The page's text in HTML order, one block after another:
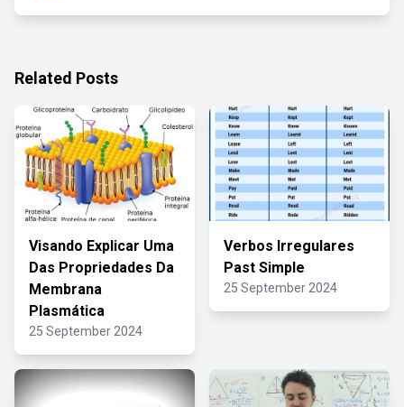
Related Posts
Visando Explicar Uma
Das Propriedades Da
Membrana
Plasmática
25 September 2024
Verbos Irregulares
Past Simple
25 September 2024